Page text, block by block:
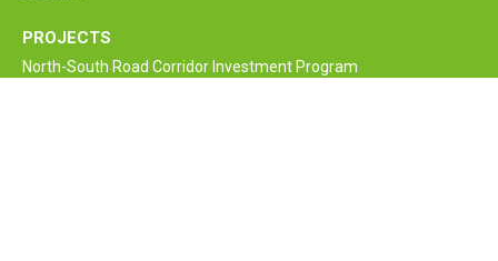
PROJECTS
North-South Road Corridor Investment Program